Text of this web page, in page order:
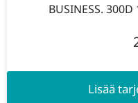
BUSINESS.
Lisää